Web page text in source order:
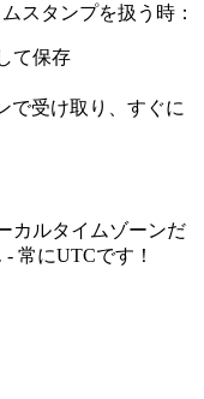
スタンプを扱う時：
て保存
で受け取り、すぐに
カルタイムゾーンだ
常にUTCです！